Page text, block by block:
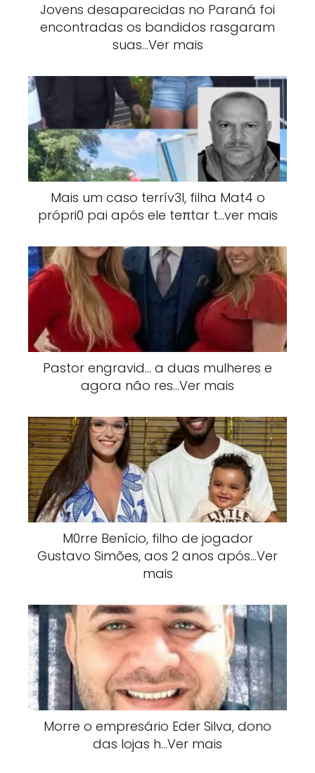
Jovens desaparecidas no Paraná foi
encontradas os bandidos rasgaram
suas…Ver mais
Mais um caso terrív3l, filha Mat4 o
própri0 pai após ele teπtar t…ver mais
Pastor engravid… a duas mulheres e
agora não res…Ver mais
M0rre Benício, filho de jogador
Gustavo Simões, aos 2 anos após…Ver
mais
Morre o empresário Eder Silva, dono
das lojas h…Ver mais